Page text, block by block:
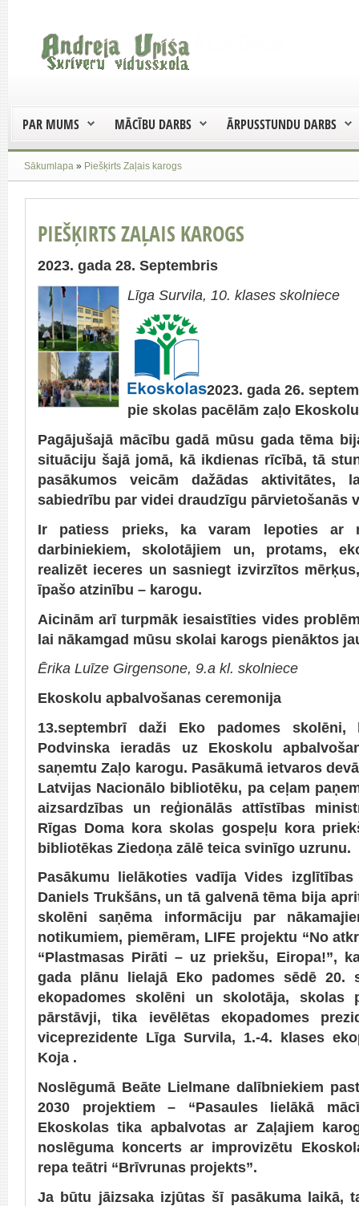
PAR MUMS MĀCĪBU DARBS ĀRPUSSTUNDU DARBS
Sākumlapa » Piešķirts Zaļais karogs
PIEŠĶIRTS ZAĻAIS KAROGS
2023. gada 28. Septembris
Līga Survila, 10. klases skolniece
2023. gada 26.
pie skolas pacēlām zaļo
Pagājušajā mācību gadā mūsu gada tēma
situāciju šajā jomā, kā ikdienas rīcībā, tā
pasākumos veicām dažādas aktivitātes,
sabiedrību par videi draudzīgu pārvietošanās
Ir patiess prieks, ka varam lepoties ar
darbiniekiem, skolotājiem un, protams,
realizēt ieceres un sasniegt izvirzītos
īpašo atzinību – karogu.
Aicinām arī turpmāk iesaistīties vides
lai nākamgad mūsu skolai karogs pienāktos
Ērika Luīze Girgensone, 9.a kl. skolniece
Ekoskolu apbalvošanas ceremonija
13.septembrī daži Eko padomes
Podvinska ieradās uz Ekoskolu
saņemtu Zaļo karogu. Pasākumā ietvaros
Latvijas Nacionālo bibliotēku, pa ceļam
aizsardzības un reģionālās attīstības
Rīgas Doma kora skolas gospeļu kora
bibliotēkas Ziedoņa zālē teica svinīgo uzrunu.
Pasākumu lielākoties vadīja Vides
Daniels Trukšāns, un tā galvenā tēma bija
skolēni saņēma informāciju par
notikumiem, piemēram, LIFE projektu “No
“Plastmasas Pirāti – uz priekšu, Eiropa!”,
gada plānu lielajā Eko padomes sēdē 20.
ekopadomes skolēni un skolotāja, skolas
pārstāvji, tika ievēlētas ekopadomes
viceprezidente Līga Survila, 1.-4. klases
Koja .
Noslēgumā Beāte Lielmane dalībniekiem
2030 projektiem – “Pasaules lielākā
Ekoskolas tika apbalvotas ar Zaļajiem
noslēguma koncerts ar improvizētu
repa teātri “Brīvrunas projekts”.
Ja būtu jāizsaka izjūtas šī pasākuma laikā,